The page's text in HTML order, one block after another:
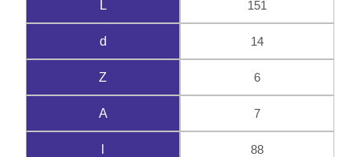
L 151
d 14
Z 6
A 7
88